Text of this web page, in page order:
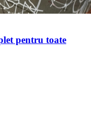
pentru toate